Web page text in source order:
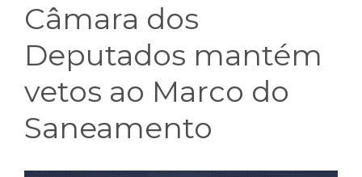
Câmara dos
Deputados mantém
vetos ao Marco do
Saneamento